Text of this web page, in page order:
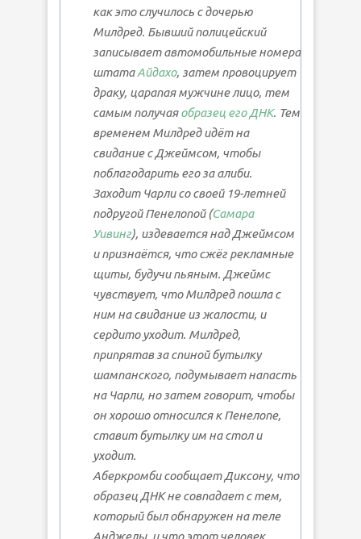
как это случилось с дочерью
Милдред. Бывший полицейский
записывает автомобильные номера
штатаАйдахо, затем провоцирует
драку, царапая мужчине лицо, тем
самым получаяобразец его ДНК. Тем
временем Милдред идёт на
свидание с Джеймсом, чтобы
поблагодарить его за алиби.
Заходит Чарли со своей 19-летней
подругой Пенелопой (Самара
Уивинг), издевается над Джеймсом
и признаётся, что сжёг рекламные
щиты, будучи пьяным. Джеймс
чувствует, что Милдред пошла с
ним на свидание из жалости, и
сердито уходит. Милдред,
припрятав за спиной бутылку
шампанского, подумывает напасть
на Чарли, но затем говорит, чтобы
он хорошо относился к Пенелопе,
ставит бутылку им на стол и
уходит.
Аберкромби сообщает Диксону, что
образец ДНК не совпадает с тем,
который был обнаружен на теле